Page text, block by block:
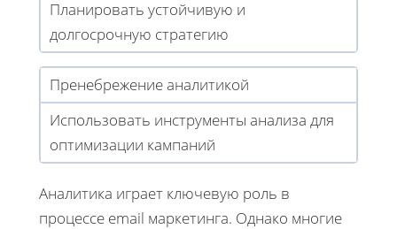
Планировать устойчивую и
долгосрочную стратегию
Пренебрежение аналитикой
Использовать инструменты анализа для
оптимизации кампаний
Аналитика играет ключевую роль в
процессе email маркетинга. Однако многие